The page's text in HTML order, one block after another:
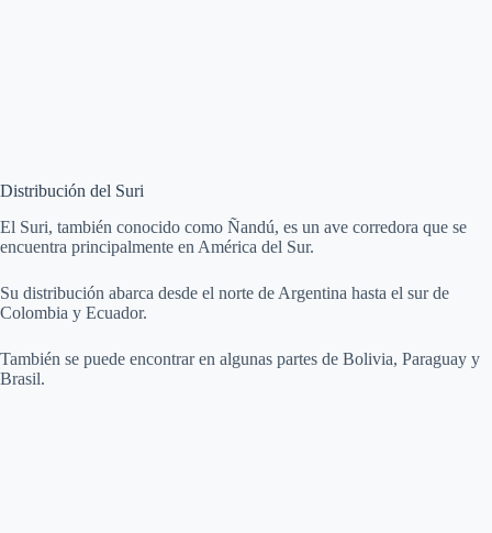
Distribución del Suri
El Suri, también conocido como Ñandú, es un ave corredora que se
encuentra principalmente en América del Sur.
Su distribución abarca desde el norte de Argentina hasta el sur de
Colombia y Ecuador.
También se puede encontrar en algunas partes de Bolivia, Paraguay y
Brasil.